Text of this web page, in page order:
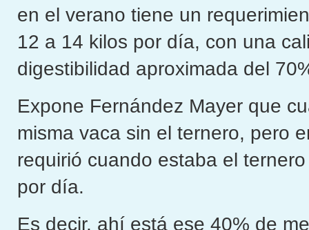
en el verano tiene un
12 a 14 kilos por día, con una
digestibilidad aproximada del
Expone Fernández Mayer que
misma vaca sin el ternero, pero
requirió cuando estaba el
por día.
Es decir, ahí está ese 40% de